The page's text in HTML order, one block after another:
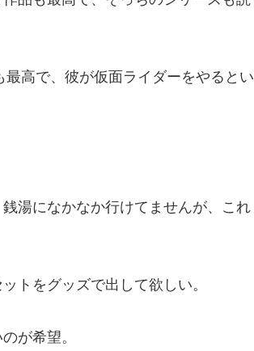
高で、彼が仮面ライダーをやるとい
湯になかなか行けてませんが、これ
トをグッズで出して欲しい。
が希望。